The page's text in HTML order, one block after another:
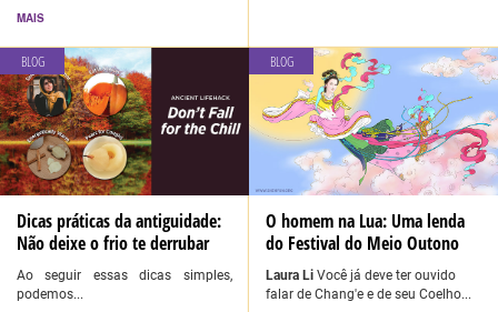
MAIS
BLOG
Dicas práticas da antiguidade:
Não deixe o frio te derrubar
Ao seguir essas dicas simples,
podemos...
BLOG
O homem na Lua: Uma lenda
do Festival do Meio Outono
Laura Li Você já deve ter ouvido
falar de Chang'e e de seu Coelho...